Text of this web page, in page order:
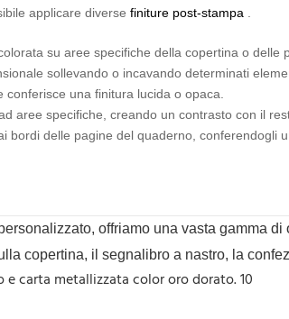
applicare diverse finiture post-stampa
su aree specifiche della copertina o delle
sollevando o incavando determinati
una finitura lucida o opaca.
aree specifiche, creando un contrasto con il
bordi delle pagine del quaderno, conferendogli
offriamo una vasta gamma
copertina, il segnalibro a nastro, la